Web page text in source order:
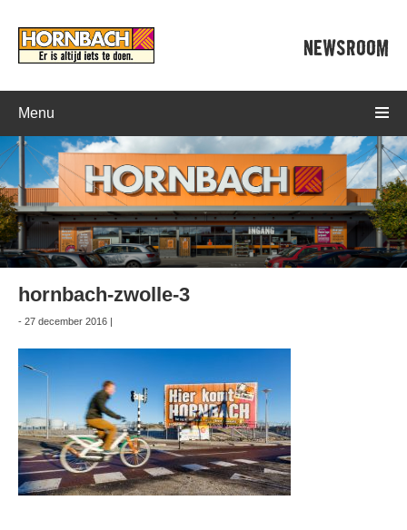
NEWSROOM
Menu
hornbach-zwolle-3
- 27 december 2016 |